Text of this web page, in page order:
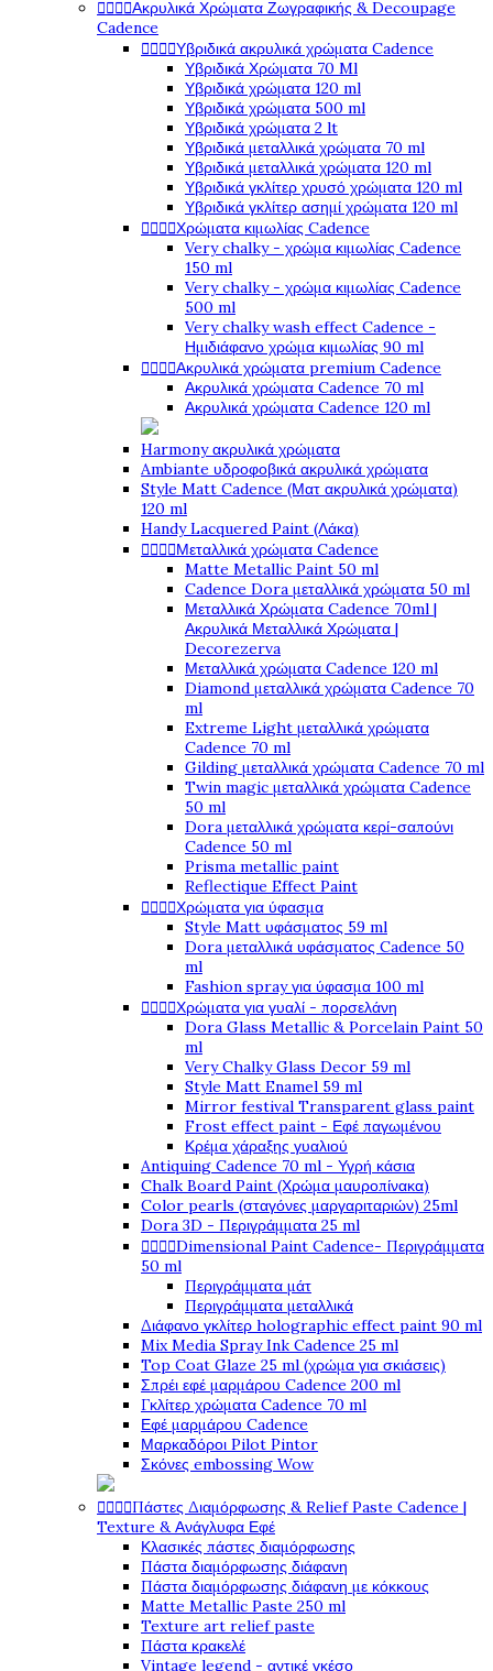
Ακρυλικά Χρώματα Ζωγραφικής & Decoupage
Cadence
Υβριδικά ακρυλικά χρώματα Cadence
Υβριδικά Χρώματα 70 Ml
Υβριδικά χρώματα 120 ml
Υβριδικά χρώματα 500 ml
Υβριδικά χρώματα 2 lt
Υβριδικά μεταλλικά χρώματα 70 ml
Υβριδικά μεταλλικά χρώματα 120 ml
Υβριδικά γκλίτερ χρυσό χρώματα 120 ml
Υβριδικά γκλίτερ ασημί χρώματα 120 ml
Χρώματα κιμωλίας Cadence
Very chalky - χρώμα κιμωλίας Cadence
150 ml
Very chalky - χρώμα κιμωλίας Cadence
500 ml
Very chalky wash effect Cadence -
Ημιδιάφανο χρώμα κιμωλίας 90 ml
Ακρυλικά χρώματα premium Cadence
Ακρυλικά χρώματα Cadence 70 ml
Ακρυλικά χρώματα Cadence 120 ml
Harmony ακρυλικά χρώματα
Ambiante υδροφοβικά ακρυλικά χρώματα
Style Matt Cadence (Ματ ακρυλικά χρώματα)
120 ml
Handy Lacquered Paint (Λάκα)
Μεταλλικά χρώματα Cadence
Matte Metallic Paint 50 ml
Cadence Dora μεταλλικά χρώματα 50 ml
Μεταλλικά Χρώματα Cadence 70ml |
Ακρυλικά Μεταλλικά Χρώματα |
Decorezerva
Μεταλλικά χρώματα Cadence 120 ml
Diamond μεταλλικά χρώματα Cadence 70
ml
Extreme Light μεταλλικά χρώματα
Cadence 70 ml
Gilding μεταλλικά χρώματα Cadence 70 ml
Twin magic μεταλλικά χρώματα Cadence
50 ml
Dora μεταλλικά χρώματα κερί-σαπούνι
Cadence 50 ml
Prisma metallic paint
Reflectique Effect Paint
Χρώματα για ύφασμα
Style Matt υφάσματος 59 ml
Dora μεταλλικά υφάσματος Cadence 50
ml
Fashion spray για ύφασμα 100 ml
Χρώματα για γυαλί - πορσελάνη
Dora Glass Metallic & Porcelain Paint 50
ml
Very Chalky Glass Decor 59 ml
Style Matt Enamel 59 ml
Mirror festival Transparent glass paint
Frost effect paint - Εφέ παγωμένου
Κρέμα χάραξης γυαλιού
Antiquing Cadence 70 ml - Υγρή κάσια
Chalk Board Paint (Χρώμα μαυροπίνακα)
Color pearls (σταγόνες μαργαριταριών) 25ml
Dora 3D - Περιγράμματα 25 ml
Dimensional Paint Cadence- Περιγράμματα
50 ml
Περιγράμματα μάτ
Περιγράμματα μεταλλικά
Διάφανο γκλίτερ holographic effect paint 90 ml
Mix Media Spray Ink Cadence 25 ml
Top Coat Glaze 25 ml (χρώμα για σκιάσεις)
Σπρέι εφέ μαρμάρου Cadence 200 ml
Γκλίτερ χρώματα Cadence 70 ml
Εφέ μαρμάρου Cadence
Μαρκαδόροι Pilot Pintor
Σκόνες embossing Wow
Πάστες Διαμόρφωσης & Relief Paste Cadence |
Texture & Ανάγλυφα Εφέ
Κλασικές πάστες διαμόρφωσης
Πάστα διαμόρφωσης διάφανη
Πάστα διαμόρφωσης διάφανη με κόκκους
Matte Metallic Paste 250 ml
Texture art relief paste
Πάστα κρακελέ
Vintage legend - αντικέ γκέσο